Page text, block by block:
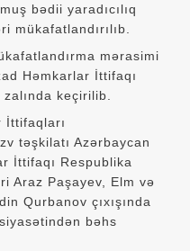
bədii yaradıcılıq
mükafatlandırılıb.
mərasimi
Həmkarlar İttifaqı
keçirilib.
təşkilatı Azərbaycan
İttifaqı Respublika
Araz Paşayev, Elm və
Qurbanov çıxışında
bəhs